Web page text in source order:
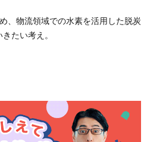
、物流領域での水素を活用した脱炭
たい考え。